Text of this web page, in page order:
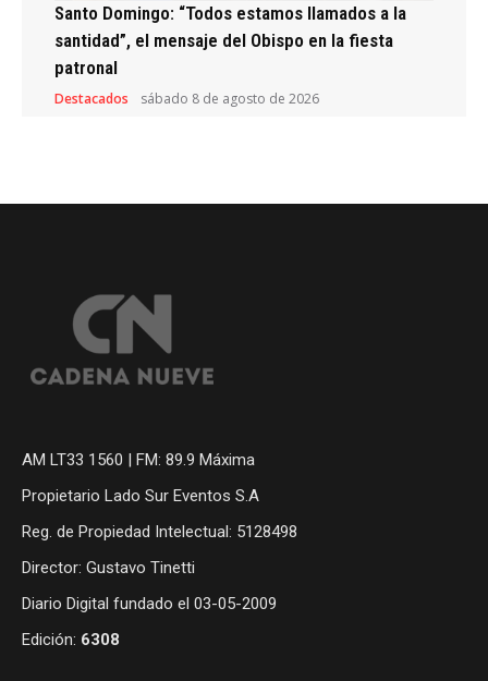
Santo Domingo: “Todos estamos llamados a la
santidad”, el mensaje del Obispo en la fiesta
patronal
Destacados sábado 8 de agosto de 2026
AM LT33 1560 | FM: 89.9 Máxima
Propietario Lado Sur Eventos S.A
Reg. de Propiedad Intelectual: 5128498
Director: Gustavo Tinetti
Diario Digital fundado el 03-05-2009
Edición: 6308